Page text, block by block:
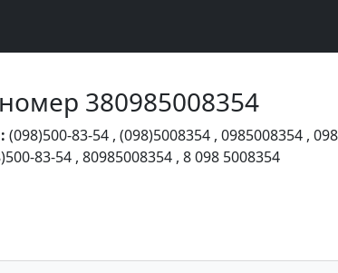
380985008354
(098)500-83-54 , (098)5008354 , 0985008354 ,
83-54 , 80985008354 , 8 098 5008354